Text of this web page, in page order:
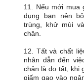
11. Nếu mới mua
dụng bạn nên
trùng, khử mùi
chân.
12. Tất và chất
nhân dẫn đến
chân là do tất, khi
giấm gạo vào